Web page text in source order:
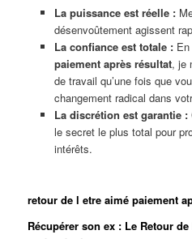
La puissance est réelle :
désenvoûtement agissent
La confiance est totale :En
paiement après résultat, je
de travail qu’une fois que
changement radical dans
La discrétion est garantie :
le secret le plus total pour
intérêts.
retour de l etre aimé paiement
Récupérer son ex : Le Retour